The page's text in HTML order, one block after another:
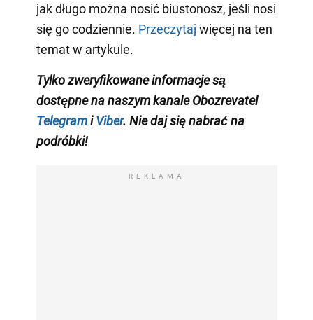
jak długo można nosić biustonosz, jeśli nosi
się go codziennie. Przeczytaj więcej na ten
temat w artykule.
Tylko zweryfikowane informacje są
dostępne na naszym kanale Obozrevatel
TelegramiViber. Nie daj się nabrać na
podróbki!
REKLAMA